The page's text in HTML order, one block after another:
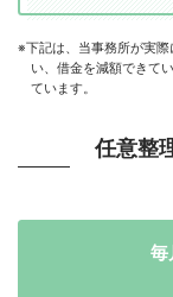
※下記は、当事務所が実
い、借金を減額できて
ています。
任意整
毎